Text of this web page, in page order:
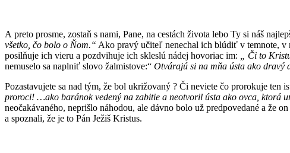
A preto prosme, zostaň s nami, Pane, na cestách života lebo Ty si náš
všetko, čo bolo o Ňom.“ Ako pravý učiteľ nenechal ich blúdiť v temnote, v
posilňuje ich vieru a pozdvihuje ich skleslú nádej hovoriac im:
„ Či to
nemuselo sa naplniť slovo žalmistove:“ Otvárajú si na mňa ústa ako dravý
Pozastavujete sa nad tým, že bol ukrižovaný ? Či neviete čo prorokuje ten
proroci! …ako baránok vedený na zabitie a neotvoril ústa ako ovca, ktorá
neočakávaného, neprišlo náhodou, ale dávno bolo už predpovedané a
a spoznali, že je to Pán Ježiš Kristus.